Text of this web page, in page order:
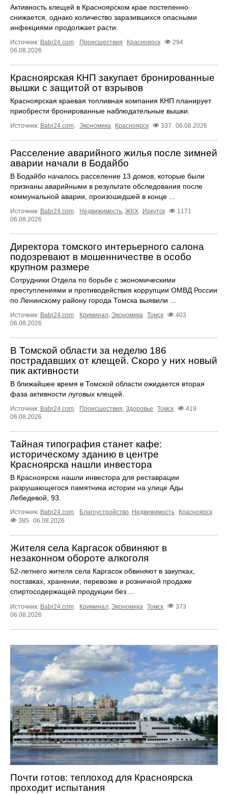
Активность клещей в Красноярском крае постепенно
снижается, однако количество заразившихся опасными
инфекциями продолжает расти.
Источник: Babr24.com. Происшествия Красноярск
294
06.08.2026
Красноярская КНП закупает бронированные
вышки с защитой от взрывов
Красноярская краевая топливная компания КНП планирует
приобрести бронированные наблюдательные вышки.
Источник: Babr24.com. Экономика Красноярск 337 06.08.2026
Расселение аварийного жилья после зимней
аварии начали в Бодайбо
В Бодайбо началось расселение 13 домов, которые были
признаны аварийными в результате обследования после
коммунальной аварии, произошедшей в конце ...
Источник: Babr24.com. Недвижимость, ЖКХ Иркутск
1171
06.08.2026
Директора томского интерьерного салона
подозревают в мошенничестве в особо
крупном размере
Сотрудники Отдела по борьбе с экономическими
преступлениями и противодействия коррупции ОМВД России
по Ленинскому району города Томска выявили ...
Источник: Babr24.com. Криминал, Экономика Томск
403
06.08.2026
В Томской области за неделю 186
пострадавших от клещей. Скоро у них новый
пик активности
В ближайшее время в Томской области ожидается вторая
фаза активности луговых клещей.
Источник: Babr24.com. Происшествия, Здоровье Томск
419
06.08.2026
Тайная типография станет кафе:
историческому зданию в центре
Красноярска нашли инвестора
В Красноярске нашли инвестора для реставрации
разрушающегося памятника истории на улице Ады
Лебедевой, 93.
Источник: Babr24.com. Благоустройство, Недвижимость
Красноярск
385
06.08.2026
Жителя села Каргасок обвиняют в
незаконном обороте алкоголя
52-летнего жителя села Каргасок обвиняют в закупках,
поставках, хранении, перевозке и розничной продаже
спиртосодержащей продукции без ...
Источник: Babr24.com Криминал Экономика Томск
373
06.08.2026
Почти готов: теплоход для Красноярска
проходит испытания